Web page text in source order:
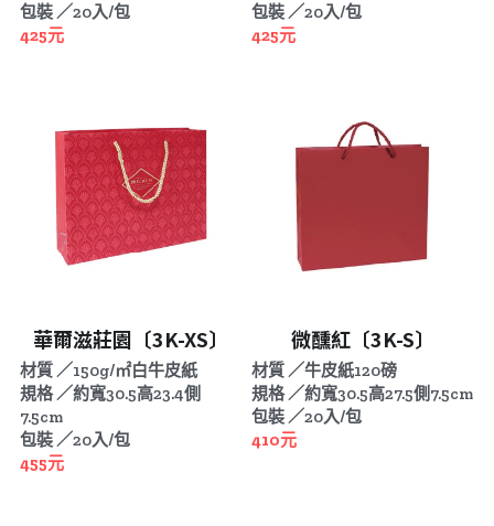
包裝 ／20入/包
425元
包裝 ／20入/包
425元
華爾滋莊園〔3K-XS〕
材質 ／150g/㎡白牛皮紙
規格 ／約寬30.5高23.4側
7.5cm
包裝 ／20入/包
455元
微醺紅〔3K-S〕
材質 ／牛皮紙120磅
規格 ／約寬30.5高27.5側7.5cm
包裝 ／20入/包
410元